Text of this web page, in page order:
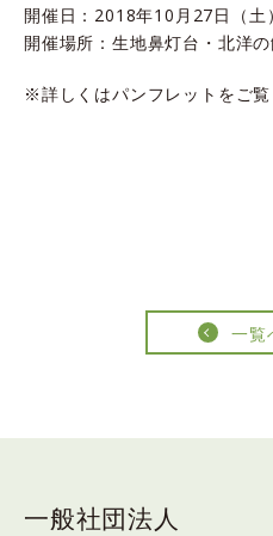
開催日：2018年10月27日（
開催場所：生地鼻灯台・北洋
※詳しくはパンフレットをご覧
一覧
一般社団法人